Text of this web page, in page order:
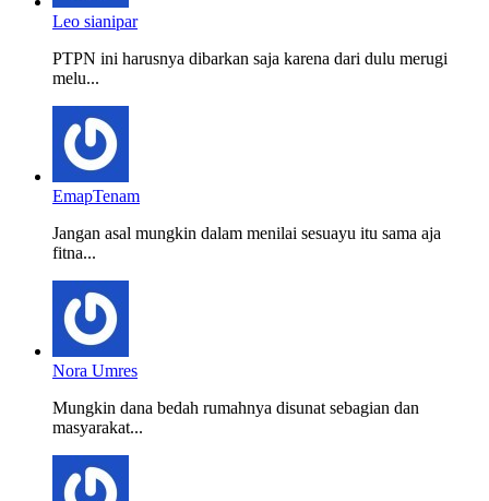
Leo sianipar
PTPN ini harusnya dibarkan saja karena dari dulu merugi
melu...
EmapTenam
Jangan asal mungkin dalam menilai sesuayu itu sama aja
fitna...
Nora Umres
Mungkin dana bedah rumahnya disunat sebagian dan
masyarakat...